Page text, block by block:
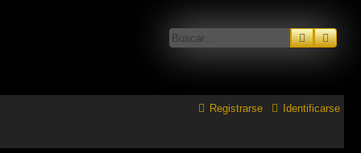
Buscar
Identificarse
Registrarse